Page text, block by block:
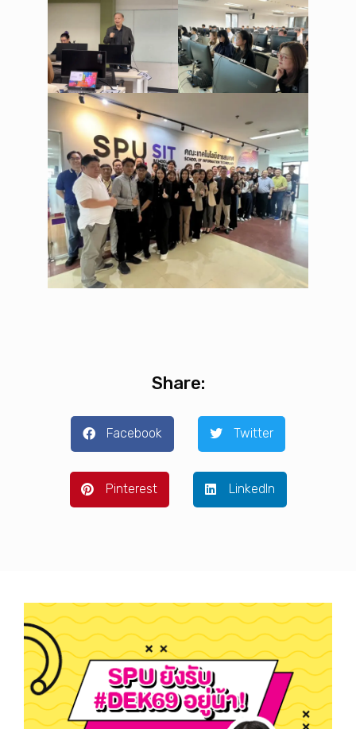
Share:
Facebook Twitter
Pinterest LinkedIn